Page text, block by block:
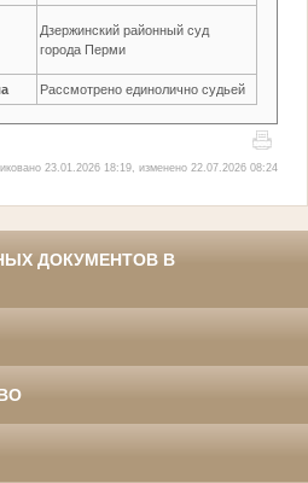
Дзержинский районный суд
города Перми
Рассмотрено единолично судьей
23.01.2026 18:19, изменено 22.07.2026 08:24
ДОКУМЕНТОВ В